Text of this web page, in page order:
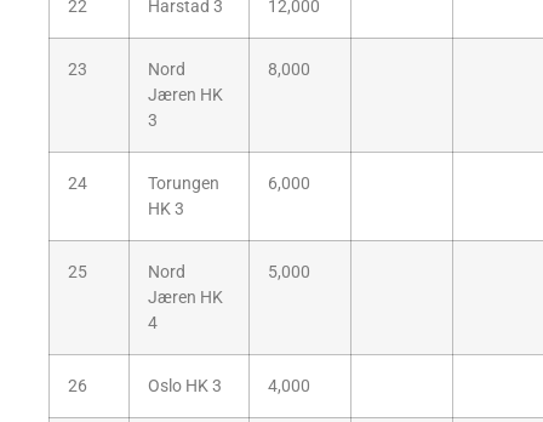
22 Harstad 3 12,000
23
Nord
Jæren HK
3
8,000
24
Torungen
HK 3
6,000
25
Nord
Jæren HK
4
5,000
26 Oslo HK 3 4,000